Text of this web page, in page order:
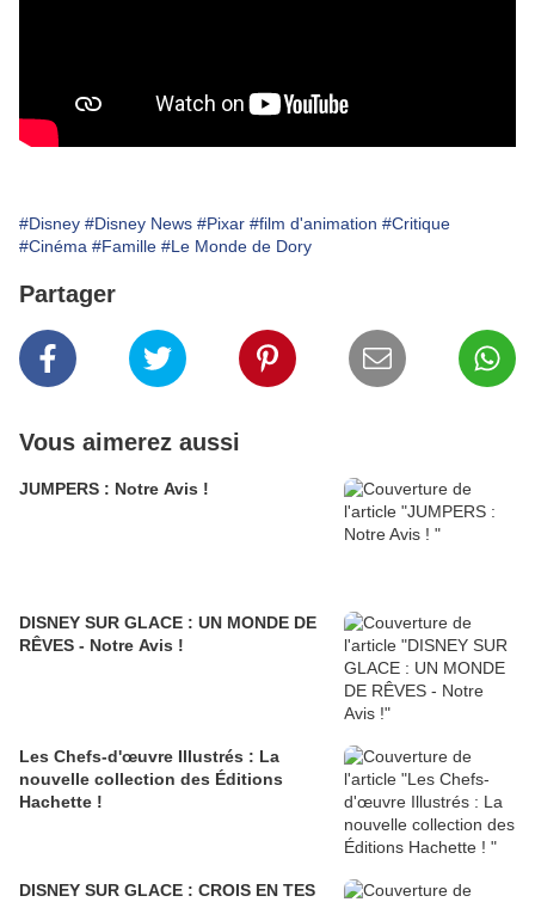
#Disney #Disney News #Pixar #film d'animation #Critique
#Cinéma #Famille #Le Monde de Dory
Partager
Vous aimerez aussi
JUMPERS : Notre Avis !
DISNEY SUR GLACE : UN MONDE DE
RÊVES - Notre Avis !
Les Chefs-d'œuvre Illustrés : La
nouvelle collection des Éditions
Hachette !
DISNEY SUR GLACE : CROIS EN TES